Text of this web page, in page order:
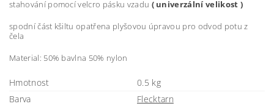
stahování pomocí velcro pásku vzadu ( univerzální velikost )
spodní část kšiltu opatřena plyšovou úpravou pro odvod potu z
čela
Material: 50% bavlna 50% nylon
Hmotnost
0.5 kg
Barva
Flecktarn